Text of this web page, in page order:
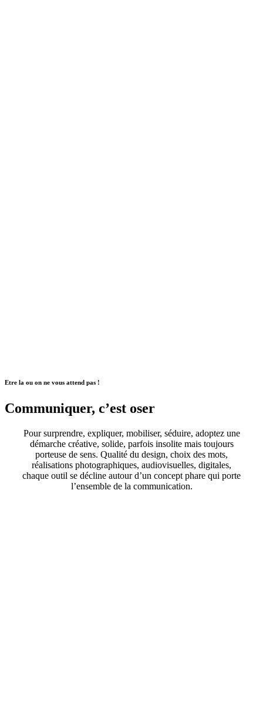
Etre la ou on ne vous attend pas !
Communiquer, c’est oser
Pour surprendre, expliquer, mobiliser, séduire, adoptez une
démarche créative, solide, parfois insolite mais toujours
porteuse de sens. Qualité du design, choix des mots,
réalisations photographiques, audiovisuelles, digitales,
chaque outil se décline autour d’un concept phare qui porte
l’ensemble de la communication.